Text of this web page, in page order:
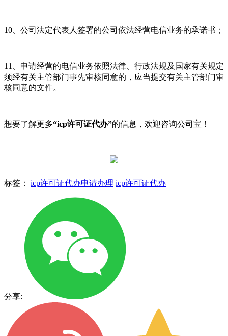
10、公司法定代表人签署的公司依法经营电信业务的承诺书；
11、申请经营的电信业务依照法律、行政法规及国家有关规定
须经有关主管部门事先审核同意的，应当提交有关主管部门审
核同意的文件。
想要了解更多“icp许可证代办”的信息，欢迎咨询公司宝！
标签： icp许可证代办申请办理 icp许可证代办
分享: